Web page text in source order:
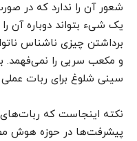
یک شیء بتواند دوباره آن را
برداشتن چیزی ناشناس
و مکعب سربی را نمی‌فهمد.
سینی شلوغ برای ربات‌‌‌‌‌‌‌‌‌‌‌‌‌‌‌‌‌‌‌‌‌‌‌‌‌‌‌‌‌‌‌‌‌‌‌‌‌‌‌‌‌‌‌‌‌‌‌
نکته اینجاست که ربات‌‌‌‌‌‌‌‌‌‌‌‌‌‌‌‌‌‌‌‌‌‌‌‌‌‌‌‌‌‌‌‌‌‌‌‌‌‌‌‌‌‌‌‌‌‌‌‌های